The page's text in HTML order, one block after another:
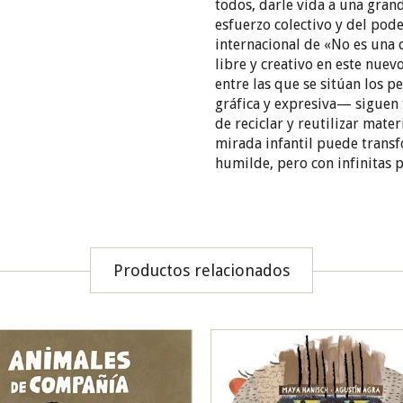
todos, darle vida a una
esfuerzo colectivo y del
internacional de «No es
libre y creativo en este
entre las que se sitúan los
gráfica y expresiva— siguen
de reciclar y reutilizar
mirada infantil puede
humilde, pero con infinitas
Productos relacionados